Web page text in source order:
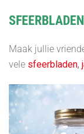
Maak jullie
vele sfeerbladen,